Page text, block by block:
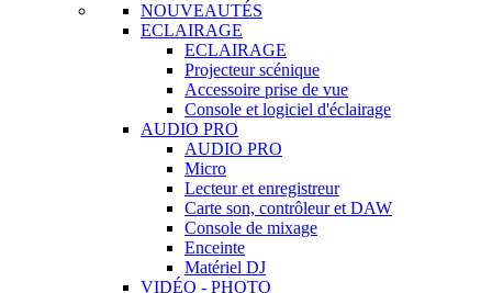
NOUVEAUTÉS
ECLAIRAGE
ECLAIRAGE
Projecteur scénique
Accessoire prise de vue
Console et logiciel d'éclairage
AUDIO PRO
AUDIO PRO
Micro
Lecteur et enregistreur
Carte son, contrôleur et DAW
Console de mixage
Enceinte
Matériel DJ
VIDÉO - PHOTO